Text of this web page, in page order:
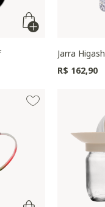
Jarra
R$ 162,90